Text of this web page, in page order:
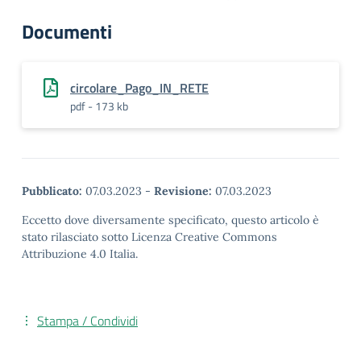
Documenti
circolare_Pago_IN_RETE
pdf - 173 kb
Pubblicato: 07.03.2023 - Revisione: 07.03.2023
Eccetto dove diversamente specificato, questo articolo è
stato rilasciato sotto Licenza Creative Commons
Attribuzione 4.0 Italia.
Stampa / Condividi